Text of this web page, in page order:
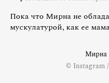
Пока что Мирна не
мускулатурой, как ее
Мирна
© Instagram